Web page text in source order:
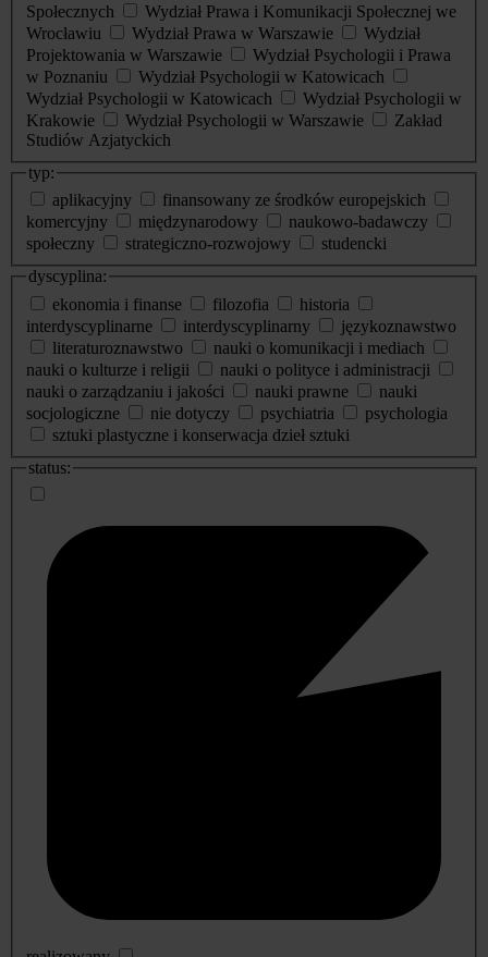
Społecznych
Wydział Prawa i Komunikacji Społecznej we
Wrocławiu
Wydział Prawa w Warszawie
Wydział
Projektowania w Warszawie
Wydział Psychologii i Prawa
w Poznaniu
Wydział Psychologii w Katowicach
Wydział Psychologii w Katowicach
Wydział Psychologii w
Krakowie
Wydział Psychologii w Warszawie
Zakład
Studiów Azjatyckich
typ:
aplikacyjny
finansowany ze środków europejskich
komercyjny
międzynarodowy
naukowo-badawczy
społeczny
strategiczno-rozwojowy
studencki
dyscyplina:
ekonomia i finanse
filozofia
historia
interdyscyplinarne
interdyscyplinarny
językoznawstwo
literaturoznawstwo
nauki o komunikacji i mediach
nauki o kulturze i religii
nauki o polityce i administracji
nauki o zarządzaniu i jakości
nauki prawne
nauki
socjologiczne
nie dotyczy psychiatria
psychologia
sztuki plastyczne i konserwacja dzieł sztuki
status: